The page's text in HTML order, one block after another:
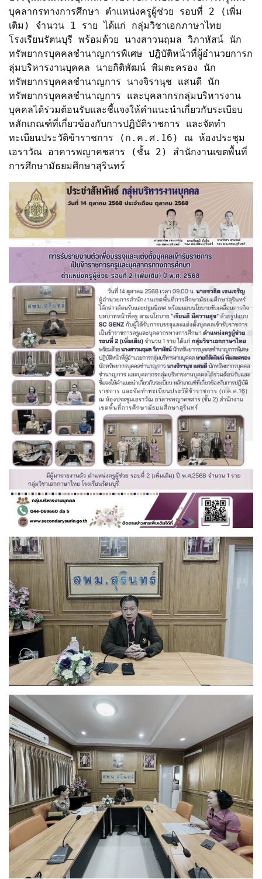
บุคลากรทางการศึกษา ตำแหน่งครูผู้ช่วย รอบที่ 2 (เพิ่ม
เติม) จำนวน 1 ราย ได้แก่ กลุ่มวิชาเอกภาษาไทย
โรงเรียนรัตนบุรีพร้อมด้วย นางสาวนฤมล วิภาหัสน์ นัก
ทรัพยากรบุคคลชำนาญการพิเศษปฎิบัติหน้าที่ผู้อำนวยการก
ลุ่มบริหารงานบุคคล นายกิติพัฒน์ พิมตะครอง นัก
ทรัพยากรบุคคลชำนาญการ นางจิรานุช แสนดี นัก
ทรัพยากรบุคคลชำนาญการ และบุคลากรกลุ่มบริหารงาน
บุคคลได้ร่วมต้อนรับและชี้แจงให้คำแนะนำเกี่ยวกับระเบียบ
หลักเกณฑ์ที่เกี่ยวข้องกับการปฏิบัติราชการ และจัดทำ
ทะเบียนประวัติข้าราชการ (ก.ค.ศ.16) ณ ห้องประชุม
เอราวัณ อาคารพญาคชสาร (ชั้น 2) สำนักงานเขตพื้นที่
การศึกษามัธยมศึกษาสุรินทร์